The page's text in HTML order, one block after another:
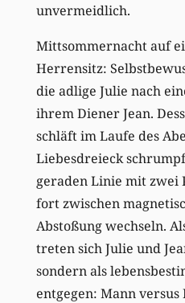
unvermeidlich.
Mittsommernacht auf
Herrensitz:
die adlige Julie nach
ihrem Diener Jean.
schläft im Laufe des
Liebesdreieck
geraden Linie mit zwei
fort zwischen
Abstoßung wechseln.
treten sich Julie und
sondern als
entgegen: Mann versus